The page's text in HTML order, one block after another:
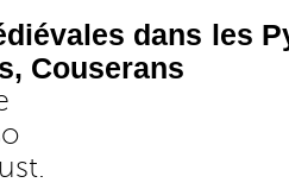
dans les
Couserans